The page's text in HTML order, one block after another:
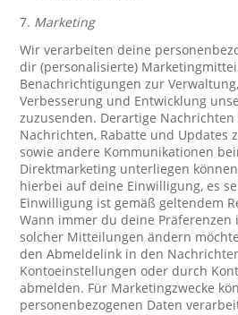
7. Marketing
Wir verarbeiten deine
dir (personalisierte)
Benachrichtigungen zur
Verbesserung und Entwicklung
zuzusenden. Derartige
Nachrichten, Rabatte und Updates
sowie andere Kommunikationen
Direktmarketing unterliegen
hierbei auf deine Einwilligung, es
Einwilligung ist gemäß geltendem
Wann immer du deine Präferenzen
solcher Mitteilungen ändern
den Abmeldelink in den
Kontoeinstellungen oder durch
abmelden. Für Marketingzwecke
personenbezogenen Daten